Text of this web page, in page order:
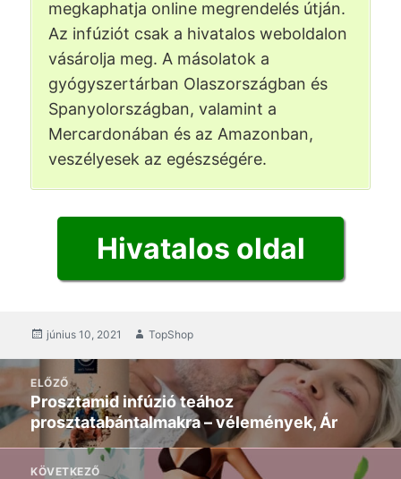
megkaphatja online megrendelés útján.
Az infúziót csak a hivatalos weboldalon
vásárolja meg. A másolatok a
gyógyszertárban Olaszországban és
Spanyolországban, valamint a
Mercardonában és az Amazonban,
veszélyesek az egészségére.
Hivatalos oldal
közzétett
június 10, 2021 Szerző
TopShop
Hozzászólás
navigáció
ELŐZŐ
Előző
poszt:
Prosztamid infúzió teához
prosztatabántalmakra – vélemények, Ár
KÖVETKEZŐ